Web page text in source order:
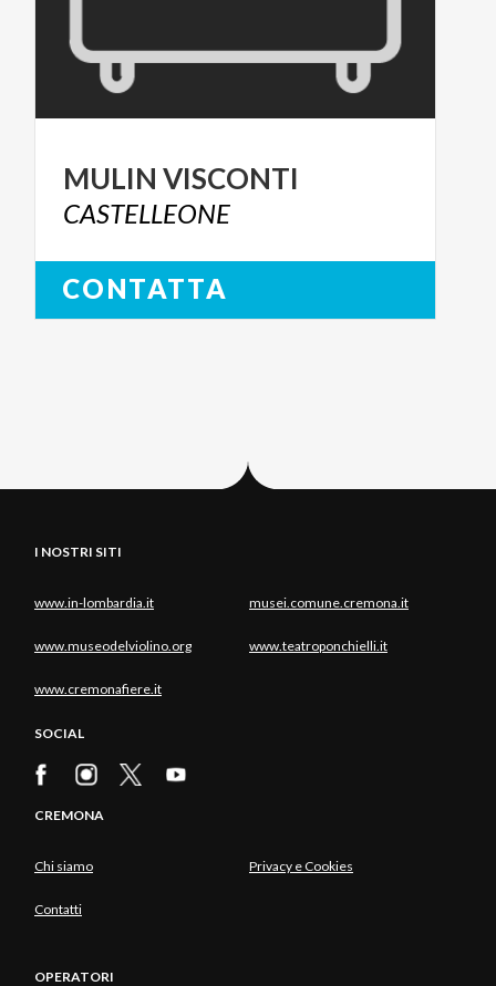
MULIN VISCONTI
CASTELLEONE
CONTATTA
I NOSTRI SITI
www.in-lombardia.it musei.comune.cremona.it
www.museodelviolino.org www.teatroponchielli.it
www.cremonafiere.it
SOCIAL
CREMONA
Chi siamo Privacy e Cookies
Contatti
OPERATORI